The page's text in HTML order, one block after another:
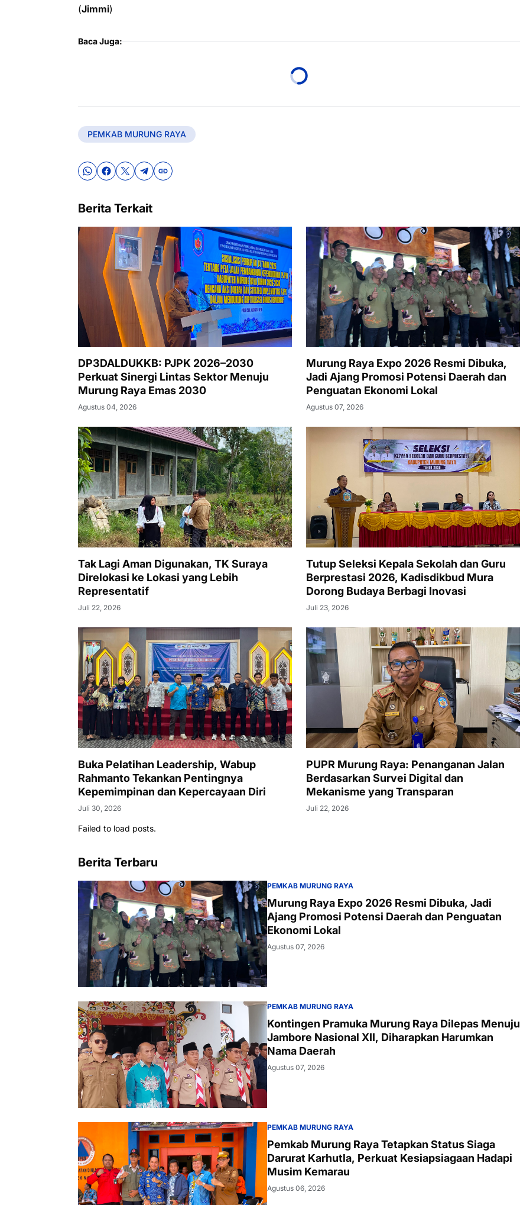
(Jimmi)
Baca Juga:
PEMKAB MURUNG RAYA
Berita Terkait
DP3DALDUKKB: PJPK 2026–2030
Perkuat Sinergi Lintas Sektor Menuju
Murung Raya Emas 2030
Agustus 04, 2026
Murung Raya Expo 2026 Resmi Dibuka,
Jadi Ajang Promosi Potensi Daerah dan
Penguatan Ekonomi Lokal
Agustus 07, 2026
Tak Lagi Aman Digunakan, TK Suraya
Direlokasi ke Lokasi yang Lebih
Representatif
Juli 22, 2026
Tutup Seleksi Kepala Sekolah dan Guru
Berprestasi 2026, Kadisdikbud Mura
Dorong Budaya Berbagi Inovasi
Juli 23, 2026
Buka Pelatihan Leadership, Wabup
Rahmanto Tekankan Pentingnya
Kepemimpinan dan Kepercayaan Diri
Juli 30, 2026
PUPR Murung Raya: Penanganan Jalan
Berdasarkan Survei Digital dan
Mekanisme yang Transparan
Juli 22, 2026
Failed to load posts.
Berita Terbaru
PEMKAB MURUNG RAYA
Murung Raya Expo 2026 Resmi Dibuka, Jadi
Ajang Promosi Potensi Daerah dan Penguatan
Ekonomi Lokal
Agustus 07, 2026
PEMKAB MURUNG RAYA
Kontingen Pramuka Murung Raya Dilepas Menuju
Jambore Nasional XII, Diharapkan Harumkan
Nama Daerah
Agustus 07, 2026
PEMKAB MURUNG RAYA
Pemkab Murung Raya Tetapkan Status Siaga
Darurat Karhutla, Perkuat Kesiapsiagaan Hadapi
Musim Kemarau
Agustus 06, 2026